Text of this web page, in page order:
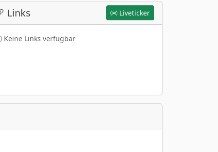
Links Liveticker
Keine Links verfügbar